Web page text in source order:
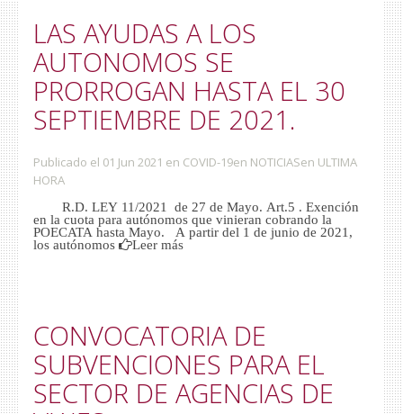
LAS AYUDAS A LOS
AUTONOMOS SE
PRORROGAN HASTA EL 30
SEPTIEMBRE DE 2021.
Publicado el 01 Jun 2021 en COVID-19en NOTICIASen ULTIMA
HORA
R.D. LEY 11/2021 de 27 de Mayo. Art.5 . Exención
en la cuota para autónomos que vinieran cobrando la
POECATA hasta Mayo. A partir del 1 de junio de 2021,
los autónomos
Leer más
CONVOCATORIA DE
SUBVENCIONES PARA EL
SECTOR DE AGENCIAS DE